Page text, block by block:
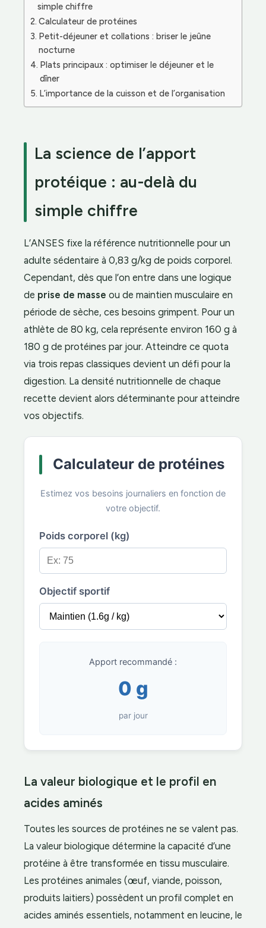
simple chiffre
Calculateur de protéines
Petit-déjeuner et collations : briser le jeûne
nocturne
Plats principaux : optimiser le déjeuner et le
dîner
L’importance de la cuisson et de l’organisation
La science de l’apport
protéique : au-delà du
simple chiffre
L’ANSES fixe la référence nutritionnelle pour un
adulte sédentaire à 0,83 g/kg de poids corporel.
Cependant, dès que l’on entre dans une logique
de prise de masse ou de maintien musculaire en
période de sèche, ces besoins grimpent. Pour un
athlète de 80 kg, cela représente environ 160 g à
180 g de protéines par jour. Atteindre ce quota
via trois repas classiques devient un défi pour la
digestion. La densité nutritionnelle de chaque
recette devient alors déterminante pour atteindre
vos objectifs.
Calculateur de protéines
Estimez vos besoins journaliers en fonction de
votre objectif.
Poids corporel (kg)
Objectif sportif
Apport recommandé :
0 g
par jour
La valeur biologique et le profil en
acides aminés
Toutes les sources de protéines ne se valent pas.
La valeur biologique détermine la capacité d’une
protéine à être transformée en tissu musculaire.
Les protéines animales (œuf, viande, poisson,
produits laitiers) possèdent un profil complet en
acides aminés essentiels, notamment en leucine, le